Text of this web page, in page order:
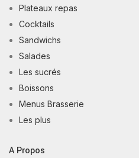
Plateaux repas
Cocktails
Sandwichs
Salades
Les sucrés
Boissons
Menus Brasserie
Les plus
A Propos